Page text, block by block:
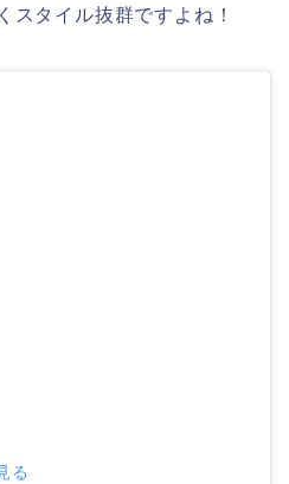
スタイル抜群ですよね！
る